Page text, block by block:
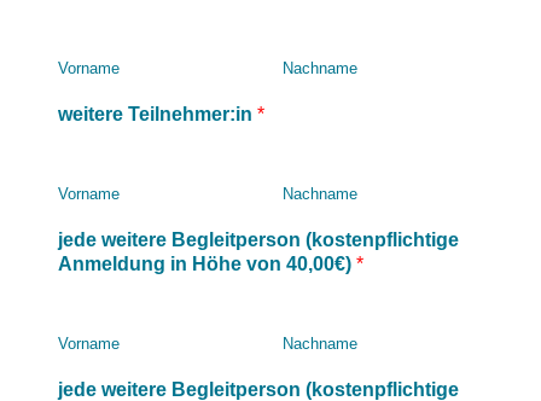
Vorname Nachname
weitere Teilnehmer:in*
Vorname Nachname
jede weitere Begleitperson (kostenpflichtige
Anmeldung in Höhe von 40,00€)*
Vorname Nachname
jede weitere Begleitperson (kostenpflichtige